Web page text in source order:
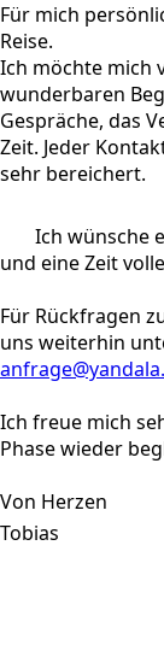
Für mich
Reise.
Ich möchte mich
wunderbaren
Gespräche, das
Zeit. Jeder
sehr bereichert.
Ich wünsche
und eine Zeit
Für Rückfragen
uns weiterhin
Ich freue mich
Phase wieder
Von Herzen
Tobias